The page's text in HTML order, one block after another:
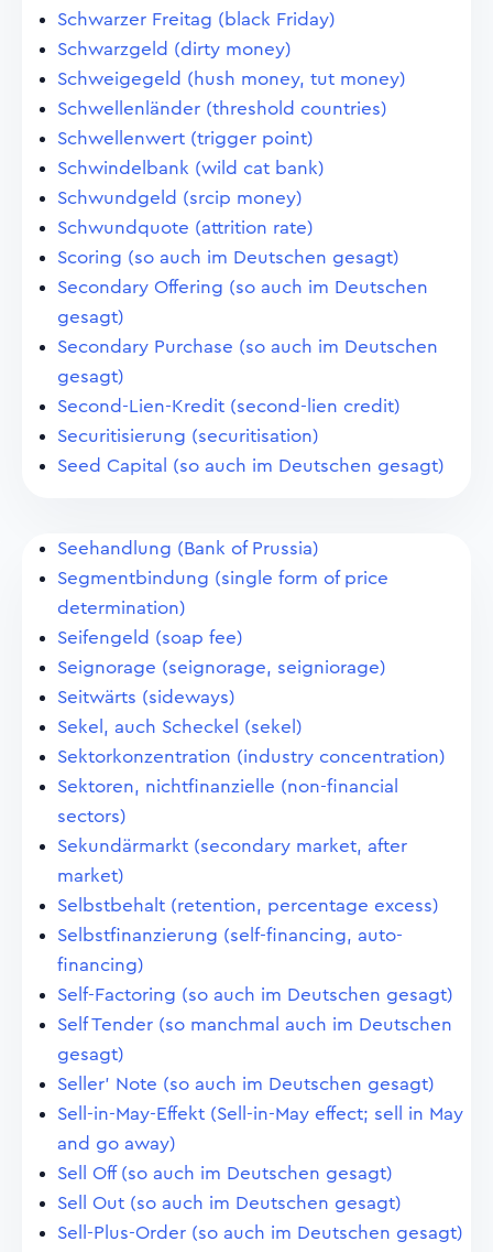
Schwarzer Freitag (black Friday)
Schwarzgeld (dirty money)
Schweigegeld (hush money, tut money)
Schwellenländer (threshold countries)
Schwellenwert (trigger point)
Schwindelbank (wild cat bank)
Schwundgeld (srcip money)
Schwundquote (attrition rate)
Scoring (so auch im Deutschen gesagt)
Secondary Offering (so auch im Deutschen
gesagt)
Secondary Purchase (so auch im Deutschen
gesagt)
Second-Lien-Kredit (second-lien credit)
Securitisierung (securitisation)
Seed Capital (so auch im Deutschen gesagt)
Seehandlung (Bank of Prussia)
Segmentbindung (single form of price
determination)
Seifengeld (soap fee)
Seignorage (seignorage, seigniorage)
Seitwärts (sideways)
Sekel, auch Scheckel (sekel)
Sektorkonzentration (industry concentration)
Sektoren, nichtfinanzielle (non-financial
sectors)
Sekundärmarkt (secondary market, after
market)
Selbstbehalt (retention, percentage excess)
Selbstfinanzierung (self-financing, auto-
financing)
Self-Factoring (so auch im Deutschen gesagt)
Self Tender (so manchmal auch im Deutschen
gesagt)
Seller' Note (so auch im Deutschen gesagt)
Sell-in-May-Effekt (Sell-in-May effect; sell in May
and go away)
Sell Off (so auch im Deutschen gesagt)
Sell Out (so auch im Deutschen gesagt)
Sell-Plus-Order (so auch im Deutschen gesagt)